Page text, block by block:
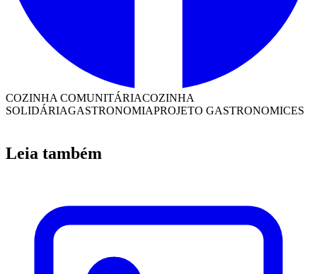
COZINHA COMUNITÁRIACOZINHA
SOLIDÁRIAGASTRONOMIAPROJETO GASTRONOMICES
Leia também